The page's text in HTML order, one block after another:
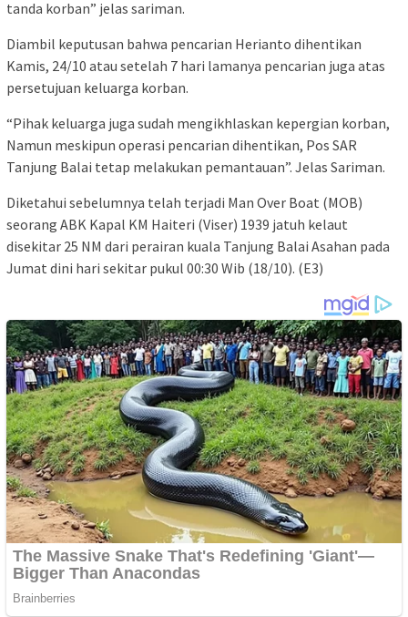
tanda korban” jelas sariman.
Diambil keputusan bahwa pencarian Herianto dihentikan
Kamis, 24/10 atau setelah 7 hari lamanya pencarian juga atas
persetujuan keluarga korban.
“Pihak keluarga juga sudah mengikhlaskan kepergian korban,
Namun meskipun operasi pencarian dihentikan, Pos SAR
Tanjung Balai tetap melakukan pemantauan”. Jelas Sariman.
Diketahui sebelumnya telah terjadi Man Over Boat (MOB)
seorang ABK Kapal KM Haiteri (Viser) 1939 jatuh kelaut
disekitar 25 NM dari perairan kuala Tanjung Balai Asahan pada
Jumat dini hari sekitar pukul 00:30 Wib (18/10). (E3)